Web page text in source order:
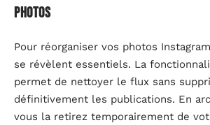
photos
Pour réorganiser vos photos
se révèlent essentiels. La
permet de nettoyer le flux sans
définitivement les publications. En
vous la retirez temporairement de